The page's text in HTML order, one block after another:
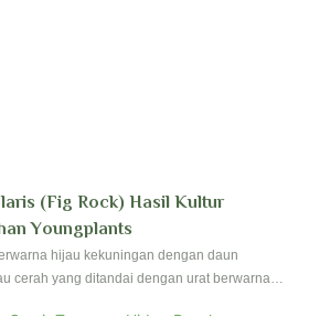
(Fig Rock) Hasil Kultur
Youngplants
hijau kekuningan dengan daun
cerah yang ditandai dengan urat berwarna